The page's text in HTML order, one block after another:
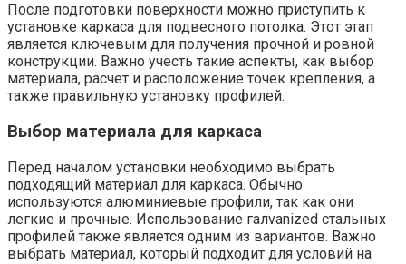
После подготовки поверхности можно приступить к
установке каркаса для подвесного потолка. Этот этап
является ключевым для получения прочной и ровной
конструкции.​ Важно учесть такие аспекты, как выбор
материала, расчет и расположение точек крепления, а
также правильную установку профилей.​
Выбор материала для каркаса
Перед началом установки необходимо выбрать
подходящий материал для каркаса.​ Обычно
используются алюминиевые профили, так как они
легкие и прочные. Использование галvanized стальных
профилей также является одним из вариантов.​ Важно
выбрать материал, который подходит для условий на